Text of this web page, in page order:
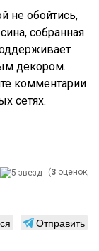
не обойтись,
собранная
декором.
комментарии
сетях.
(3оценок,
Отправить